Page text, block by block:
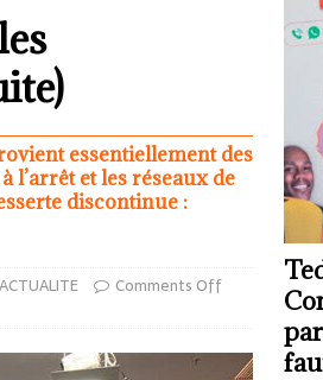
essentiellement des
l’arrêt et les réseaux de
discontinue :
ACTUALITE Comments Off